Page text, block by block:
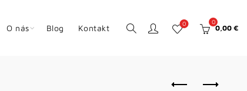
O nás Blog Kontakt 0 0
0,00 €